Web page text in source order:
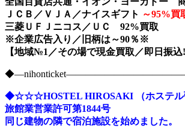
ＪＣＢ／ＶＪＡ／ナイスギフト ～95%買
三菱ＵＦＪニコス／ＵＣ 92%買取
※企業広告入り／旧柄は～90％※
【地域№1／その場で現金買取／即日振込
◆☆☆☆HOSTEL HIROSAKI （ホステ
旅館業営業許可第1844号
同じ建物の隣で宿泊施設を始めました。